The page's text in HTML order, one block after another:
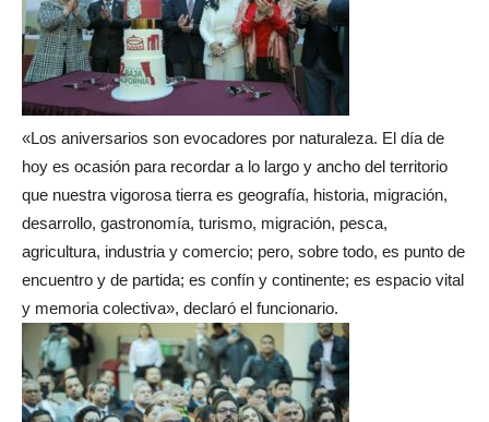
«Los aniversarios son evocadores por naturaleza. El día de
hoy es ocasión para recordar a lo largo y ancho del territorio
que nuestra vigorosa tierra es geografía, historia, migración,
desarrollo, gastronomía, turismo, migración, pesca,
agricultura, industria y comercio; pero, sobre todo, es punto de
encuentro y de partida; es confín y continente; es espacio vital
y memoria colectiva», declaró el funcionario.